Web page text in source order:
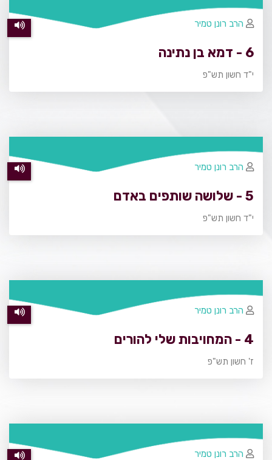
6 - דמא בן נתינה
י"ד חשון תש"פ
הרב רונן טמיר
5 - שלושה שותפים באדם
י"ד חשון תש"פ
הרב רונן טמיר
4 - המחויבות שלי להורים
ז' חשון תש"פ
הרב רונן טמיר
הרב רונן טמיר